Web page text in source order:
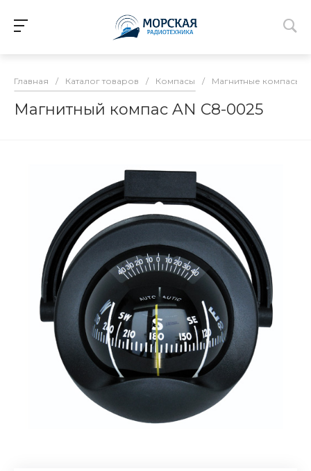
Главная / Каталог товаров / Компасы / Магнитные компасы
Магнитный компаc AN C8-0025